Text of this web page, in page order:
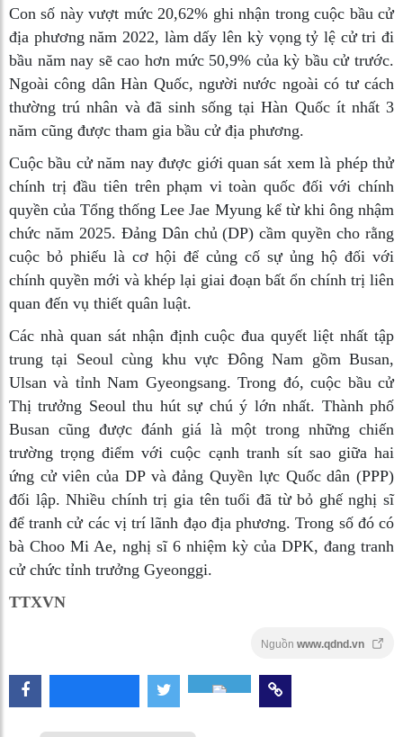
Con số này vượt mức 20,62% ghi nhận trong cuộc bầu cử
địa phương năm 2022, làm dấy lên kỳ vọng tỷ lệ cử tri đi
bầu năm nay sẽ cao hơn mức 50,9% của kỳ bầu cử trước.
Ngoài công dân Hàn Quốc, người nước ngoài có tư cách
thường trú nhân và đã sinh sống tại Hàn Quốc ít nhất 3
năm cũng được tham gia bầu cử địa phương.
Cuộc bầu cử năm nay được giới quan sát xem là phép thử
chính trị đầu tiên trên phạm vi toàn quốc đối với chính
quyền của Tổng thống Lee Jae Myung kể từ khi ông nhậm
chức năm 2025. Đảng Dân chủ (DP) cầm quyền cho rằng
cuộc bỏ phiếu là cơ hội để củng cố sự ủng hộ đối với
chính quyền mới và khép lại giai đoạn bất ổn chính trị liên
quan đến vụ thiết quân luật.
Các nhà quan sát nhận định cuộc đua quyết liệt nhất tập
trung tại Seoul cùng khu vực Đông Nam gồm Busan,
Ulsan và tỉnh Nam Gyeongsang. Trong đó, cuộc bầu cử
Thị trưởng Seoul thu hút sự chú ý lớn nhất. Thành phố
Busan cũng được đánh giá là một trong những chiến
trường trọng điểm với cuộc cạnh tranh sít sao giữa hai
ứng cử viên của DP và đảng Quyền lực Quốc dân (PPP)
đối lập. Nhiều chính trị gia tên tuổi đã từ bỏ ghế nghị sĩ
để tranh cử các vị trí lãnh đạo địa phương. Trong số đó có
bà Choo Mi Ae, nghị sĩ 6 nhiệm kỳ của DPK, đang tranh
cử chức tỉnh trưởng Gyeonggi.
TTXVN
Nguồn www.qdnd.vn